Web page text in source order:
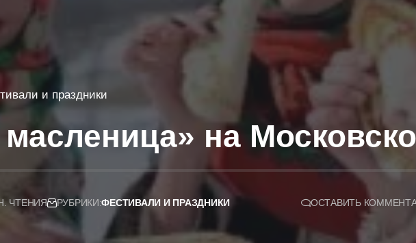
и праздники
на
ЧТЕНИЯ РУБРИКИ:ФЕСТИВАЛИ И ПРАЗДНИКИ ОСТАВИТЬ